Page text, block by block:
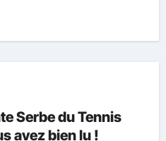
Serbe du Tennis
avez bien lu !